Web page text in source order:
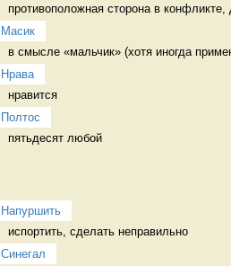
противоположная сторона в
Масик
в смысле «мальчик» (хотя иногда
Нрава
нравится
Полтос
пятьдесят любой
Напуршить
испортить, сделать неправильно
Синегал